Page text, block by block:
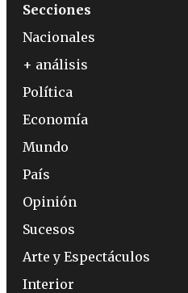
Secciones
Nacionales
+ análisis
Política
Economía
Mundo
País
Opinión
Sucesos
Arte y Espectáculos
Interior